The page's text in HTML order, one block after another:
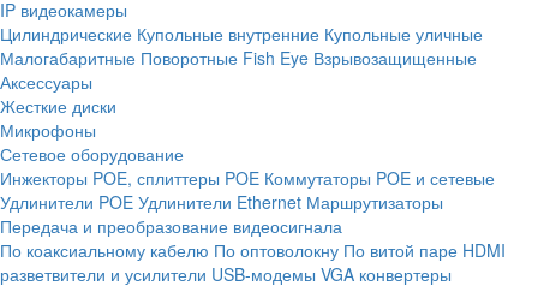
IP видеокамеры
Цилиндрические Купольные внутренние Купольные уличные
Малогабаритные Поворотные Fish Eye Взрывозащищенные
Аксессуары
Жесткие диски
Микрофоны
Сетевое оборудование
Инжекторы POE, сплиттеры POE Коммутаторы POE и сетевые
Удлинители POE Удлинители Ethernet Маршрутизаторы
Передача и преобразование видеосигнала
По коаксиальному кабелю По оптоволокну По витой паре HDMI
разветвители и усилители USB-модемы VGA конвертеры